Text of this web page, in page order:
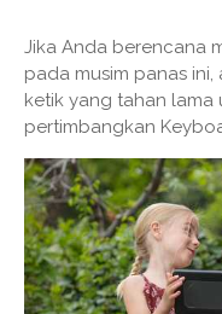
Jika Anda berencana
pada musim panas
ketik yang tahan lama
pertimbangkan